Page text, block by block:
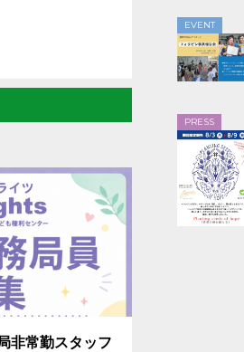
非常勤スタッフ
EVENT
PRESS